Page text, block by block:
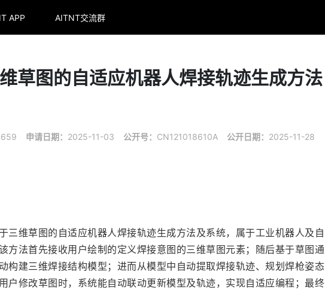
APP AITNT交流群
草图的自适应机器人焊接轨迹生成方法
申请日期： 2025-11-03 公开号： CN121018610A 公开日期： 2025-11-28
三维草图的自适应机器人焊接轨迹生成方法及系统，属于工业机器人及自
方法首先接收用户绘制的定义焊接意图的三维草图元素；随后基于草图通
构建三维焊接结构模型；进而从模型中自动提取焊接轨迹、规划焊枪姿态
户修改草图时，系统能自动联动更新模型及轨迹，实现自适应编程；最终